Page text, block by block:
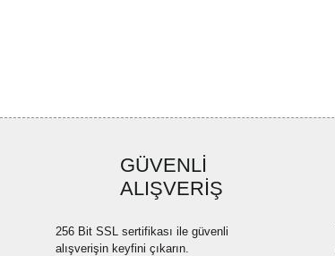
GÜVENLİ
ALIŞVERİŞ
256 Bit SSL sertifikası ile güvenli
alışverişin keyfini çıkarın.